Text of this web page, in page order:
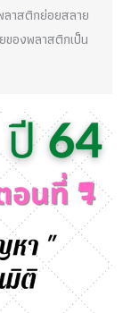
ลาสติกย่อยสลาย
ของพลาสติกเป็น